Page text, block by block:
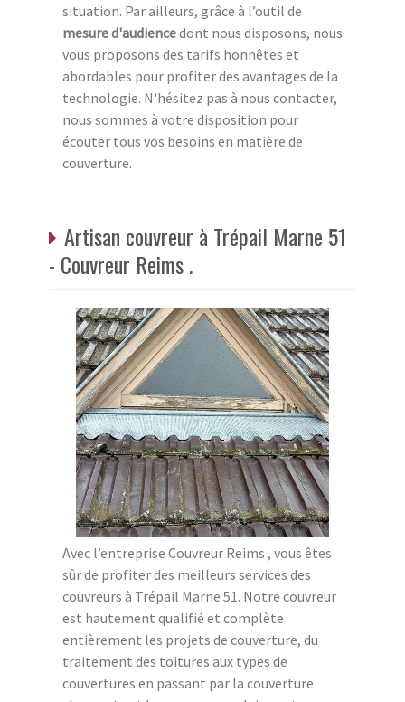
situation. Par ailleurs, grâce à l’outil de
mesure d'audiencedont nous disposons, nous
vous proposons des tarifs honnêtes et
abordables pour profiter des avantages de la
technologie. N'hésitez pas à nous contacter,
nous sommes à votre disposition pour
écouter tous vos besoins en matière de
couverture.
Artisan couvreur à Trépail Marne 51
- Couvreur Reims .
Avec l’entreprise Couvreur Reims , vous êtes
sûr de profiter des meilleurs services des
couvreurs à Trépail Marne 51. Notre couvreur
est hautement qualifié et complète
entièrement les projets de couverture, du
traitement des toitures aux types de
couvertures en passant par la couverture